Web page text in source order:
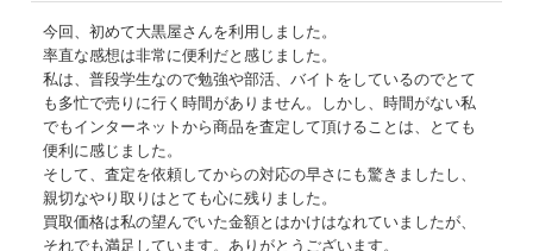
今回、初めて大黒屋さんを利用しました。
率直な感想は非常に便利だと感じました。
私は、普段学生なので勉強や部活、バイトをしているのでとて
も多忙で売りに行く時間がありません。しかし、時間がない私
でもインターネットから商品を査定して頂けることは、とても
便利に感じました。
そして、査定を依頼してからの対応の早さにも驚きましたし、
親切なやり取りはとても心に残りました。
買取価格は私の望んでいた金額とはかけはなれていましたが、
それでも満足しています。ありがとうございます。